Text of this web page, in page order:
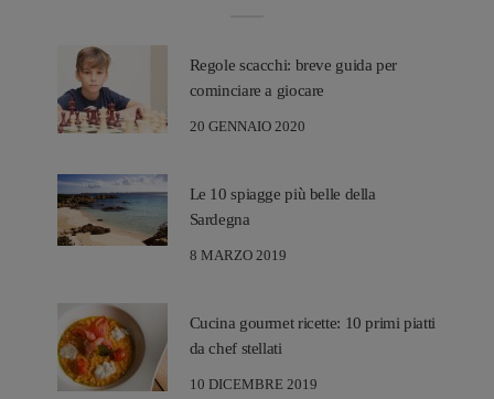
Regole scacchi: breve guida per
cominciare a giocare
20 GENNAIO 2020
Le 10 spiagge più belle della
Sardegna
8 MARZO 2019
Cucina gourmet ricette: 10 primi piatti
da chef stellati
10 DICEMBRE 2019